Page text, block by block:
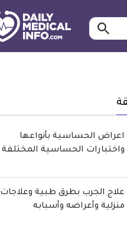
ابحث…
اعراض الحساسية بأنواعها
واختبارات الحساسية المختلفة
علاج الجرب بطرق طبية وعلاجات
منزلية وأعراضه وأسبابه